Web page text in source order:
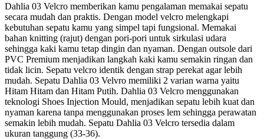
Dahlia 03 Velcro memberikan kamu pengalaman memakai sepatu
secara mudah dan praktis. Dengan model velcro melengkapi
kebutuhan sepatu kamu yang simpel tapi fungsional. Memakai
bahan knitting (rajut) dengan pori-pori untuk sirkulasi udara
sehingga kaki kamu tetap dingin dan nyaman. Dengan outsole dari
PVC Premium menjadikan langkah kaki kamu semakin ringan dan
tidak licin. Sepatu velcro identik dengan strap perekat agar lebih
mudah. Sepatu Dahlia 03 Velvro memiliki 2 varian warna yaitu
Hitam Hitam dan Hitam Putih. Dahlia 03 Velcro menggunakan
teknologi Shoes Injection Mould, menjadikan sepatu lebih kuat dan
nyaman karena tanpa menggunakan proses lem sehingga perawatan
semakin lebih mudah. Sepatu Dahlia 03 Velcro tersedia dalam
ukuran tanggung (33-36).